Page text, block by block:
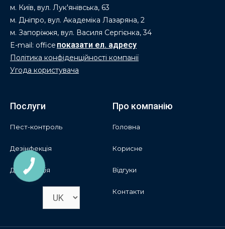
м. Київ, вул. Лук'янівська, 63
м. Дніпро, вул. Академіка Лазаряна, 2
м. Запоріжжя, вул. Василя Сергієнка, 34
E-mail: office
Політика конфіденційності компанії
Угода користувача
Послуги
Пест-контроль
Дезінфекція
Дезінсекція
Про компанію
Головна
Корисне
Відгуки
Контакти